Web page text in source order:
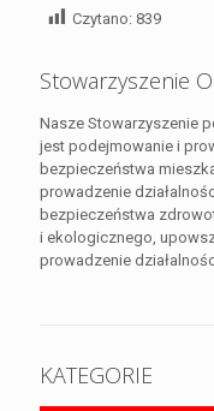
Czytano: 839
Stowarzyszenie
Nasze Stowarzyszenie
jest podejmowanie i
bezpieczeństwa
prowadzenie
bezpieczeństwa
i ekologicznego,
prowadzenie
KATEGORIE